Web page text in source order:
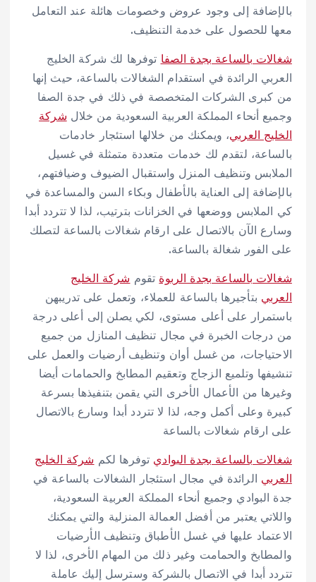
بالإضافة إلى وجود عروض وخصومات هائلة عند التعامل
معها للحصول على خدمة التنظيف.
شغالات بالساعة بجدة الصفا توفرها لك شركة الخليج
العربي الرائدة في استقدام الشغالات بالساعة، حيث إنها
من كبرى الشركات المتخصصة في ذلك في جدة الصفا
وجميع أنحاء المملكة العربية السعودية من خلال شركة
الخليج العربي، ويمكنك من خلالها استئجار خادمات
بالساعة، لتقدم لك خدمات متعددة متمثلة في غسيل
الملابس وتنظيف المنزل واستقبال الضيوف وضيافتهم،
بالإضافة إلى العناية بالأطفال وبكاء السن والمساعدة في
كي الملابس ووضعها في الخزانات بترتيب، لذا لا تتردد أبدا
وسارع الآن بالاتصال على ارقام شغالات بالساعة لتصلك
على الفور شغالة بالساعة.
شغالات بالساعة بجدة الربوة تقوم شركة الخليج
العربي بتأجيرها بالساعة للعملاء، وتعمل على تدريبهن
باستمرار على أعلى مستوى، لكي يصلن إلى أعلى درجة
من درجات الخبرة في مجال تنظيف المنازل من جميع
الاحتياجات، من غسل أوان وتنظيف أرضيات والعمل على
تنشيفها وتلميع الزجاج وتعقيم المطابخ والحمامات أيضا
وغيرها من الأعمال الأخرى التي يقمن بتنفيذها بسرعة
كبيرة وعلى أكمل وجه، لذا لا تتردد أبدا وسارع بالاتصال
على ارقام شغالات بالساعة
شغالات بالساعة بجدة البوادي توفرها لكم شركة الخليج
العربي الرائدة في مجال استئجار الشغالات بالساعة في
جدة البوادي وجميع أنحاء المملكة العربية السعودية،
واللاتي يعتبر من أفضل العمالة المنزلية والتي يمكنك
الاعتماد عليها في غسل الأطباق وتنظيف الأرضيات
والمطابخ والحمامت وغير ذلك من المهام الأخرى، لذا لا
تتردد أبدا في الاتصال بالشركة وسترسل إليك عاملة